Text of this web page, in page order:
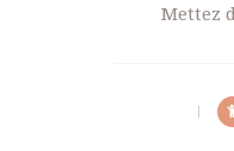
Mettez